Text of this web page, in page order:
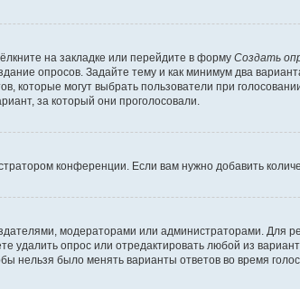
на закладке или перейдите в форму Создать
опросов. Задайте тему и как минимум два
которые могут выбрать пользователи при
за который они проголосовали.
конференции. Если вам нужно добавить
модераторами или администраторами. Для
удалить опрос или отредактировать любой из
нельзя было менять варианты ответов во время